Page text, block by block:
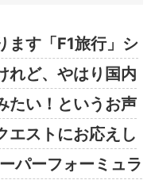
ます「F1旅行」シ
れど、やはり国内
たい！というお声
エストにお応えし
パーフォーミュラ